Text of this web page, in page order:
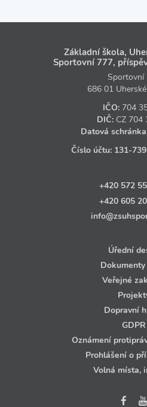
Základní škola,
Sportovní 777,
Sportovní
686 01
IČO: 704
DIČ: CZ 704
Datová
Číslo účtu:
+420 572
+420 605
Úřední
Veřejné
Dopravní
GDPR
Oznámení
Prohlášení o
Volná místa,